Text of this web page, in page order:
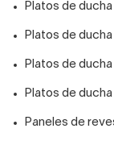
Platos de
Platos de
Platos de
Platos de
Paneles de